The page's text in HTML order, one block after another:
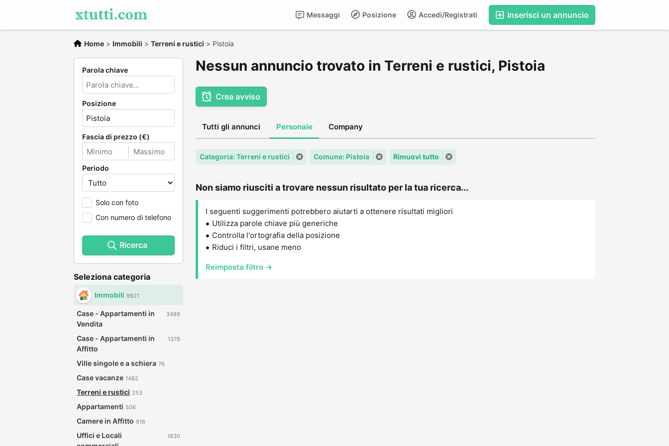
Inserisci un annuncio
Accedi/Registrati
Posizione
Messaggi
Home > Immobili > Terreni e rustici > Pistoia
Parola chiave
Posizione
Fascia di prezzo (€)
Periodo
Solo con foto
Con numero di telefono
Ricerca
Seleziona categoria
Immobili 9921
Case - Appartamenti in
Vendita
3489
Case - Appartamenti in
Affitto
1379
Ville singole e a schiera 76
Case vacanze 1482
Terreni e rustici 253
Appartamenti 506
Camere in Affitto 916
Uffici e Locali
1830
Nessun annuncio trovato in Terreni e rustici, Pistoia
Crea avviso
Tutti gli annunci Personale Company
Categoria: Terreni e rustici Comune: Pistoia Rimuovi tutto
Non siamo riusciti a trovare nessun risultato per la tua ricerca...
I seguenti suggerimenti potrebbero aiutarti a ottenere risultati migliori
Utilizza parole chiave più generiche
Controlla l'ortografia della posizione
Riduci i filtri, usane meno
Reimposta filtro →